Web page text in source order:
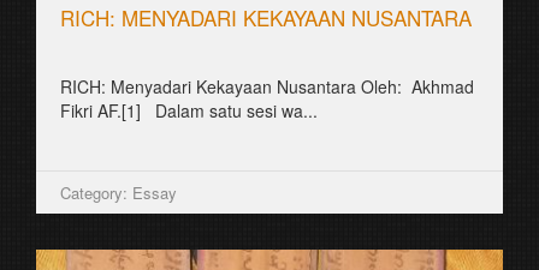
RICH: MENYADARI KEKAYAAN NUSANTARA
RICH: Menyadari Kekayaan Nusantara Oleh: Akhmad
Fikri AF.[1] Dalam satu sesi wa...
Category: Essay